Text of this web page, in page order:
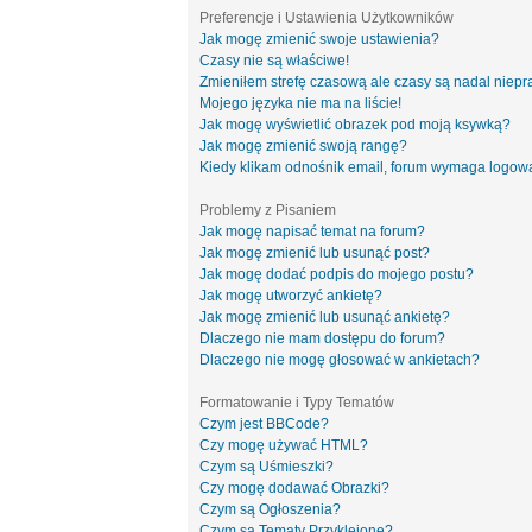
Preferencje i Ustawienia Użytkowników
Jak mogę zmienić swoje ustawienia?
Czasy nie są właściwe!
Zmieniłem strefę czasową ale czasy są nadal
Mojego języka nie ma na liście!
Jak mogę wyświetlić obrazek pod moją ksywką?
Jak mogę zmienić swoją rangę?
Kiedy klikam odnośnik email, forum wymaga
Problemy z Pisaniem
Jak mogę napisać temat na forum?
Jak mogę zmienić lub usunąć post?
Jak mogę dodać podpis do mojego postu?
Jak mogę utworzyć ankietę?
Jak mogę zmienić lub usunąć ankietę?
Dlaczego nie mam dostępu do forum?
Dlaczego nie mogę głosować w ankietach?
Formatowanie i Typy Tematów
Czym jest BBCode?
Czy mogę używać HTML?
Czym są Uśmieszki?
Czy mogę dodawać Obrazki?
Czym są Ogłoszenia?